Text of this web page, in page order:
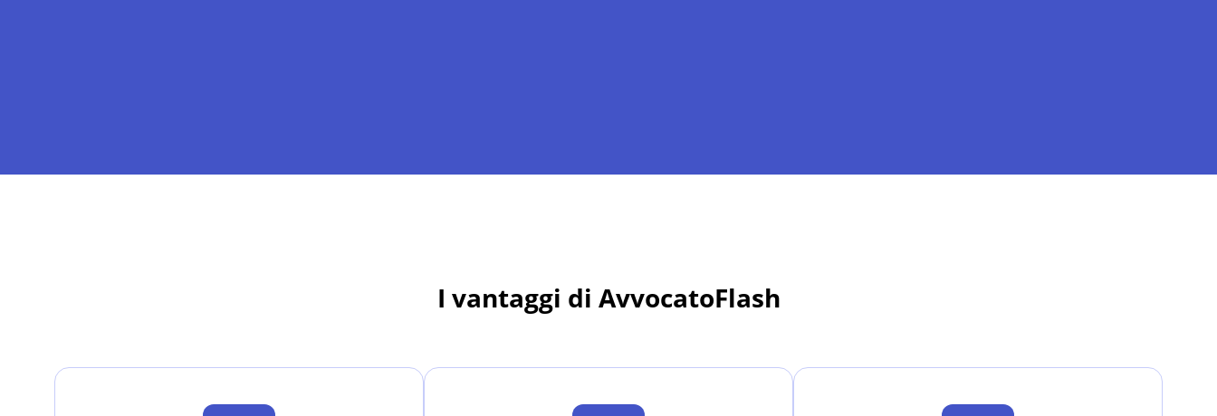
I vantaggi di AvvocatoFlash